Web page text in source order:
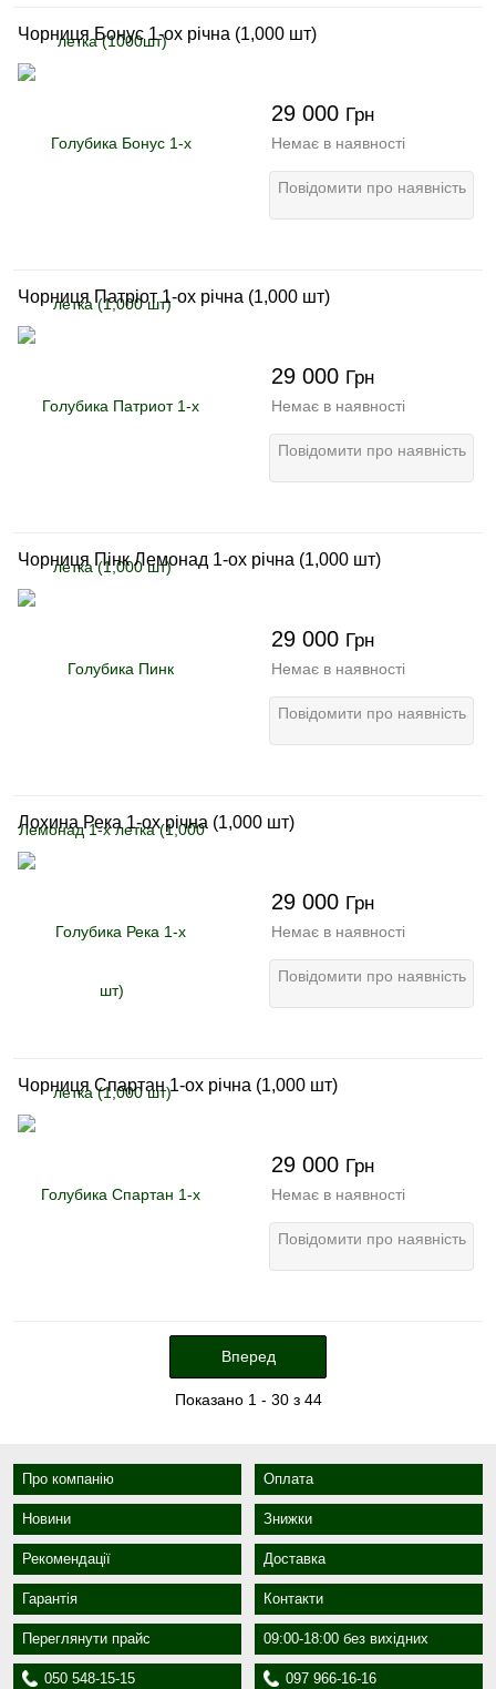
Чорниця Бонус 1-ох річна (1,000 шт)
29 000 Грн
Немає в наявності
Повідомити про наявність
Чорниця Патріот 1-ох річна (1,000 шт)
29 000 Грн
Немає в наявності
Повідомити про наявність
Чорниця Пінк Лемонад 1-ох річна (1,000 шт)
29 000 Грн
Немає в наявності
Повідомити про наявність
Лохина Река 1-ох річна (1,000 шт)
29 000 Грн
Немає в наявності
Повідомити про наявність
Чорниця Спартан 1-ох річна (1,000 шт)
29 000 Грн
Немає в наявності
Повідомити про наявність
Вперед
Показано 1 - 30 з 44
Про компанію Оплата
Новини Знижки
Рекомендації Доставка
Гарантія Контакти
Переглянути прайс 09:00-18:00 без вихідних
050 548-15-15 097 966-16-16